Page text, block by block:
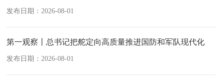
发布日期：2026-08-01
第一观察丨总书记把舵定向高质量推进国防和军队现代化
发布日期：2026-08-01